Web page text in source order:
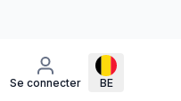
Se connecter BE